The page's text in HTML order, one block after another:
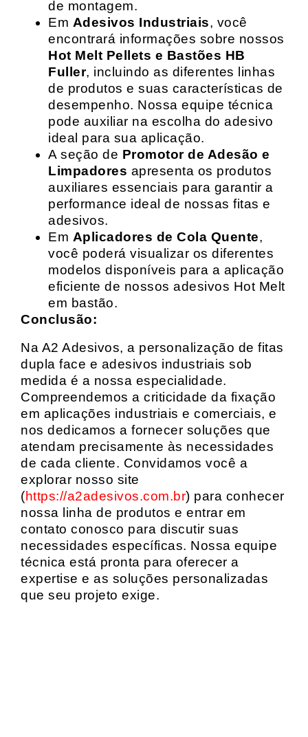
de montagem.
Em Adesivos Industriais, você
encontrará informações sobre nossos
Hot Melt Pellets e Bastões HB
Fuller, incluindo as diferentes linhas
de produtos e suas características de
desempenho. Nossa equipe técnica
pode auxiliar na escolha do adesivo
ideal para sua aplicação.
A seção de Promotor de Adesão e
Limpadores apresenta os produtos
auxiliares essenciais para garantir a
performance ideal de nossas fitas e
adesivos.
Em Aplicadores de Cola Quente,
você poderá visualizar os diferentes
modelos disponíveis para a aplicação
eficiente de nossos adesivos Hot Melt
em bastão.
Conclusão:
Na A2 Adesivos, a personalização de fitas
dupla face e adesivos industriais sob
medida é a nossa especialidade.
Compreendemos a criticidade da fixação
em aplicações industriais e comerciais, e
nos dedicamos a fornecer soluções que
atendam precisamente às necessidades
de cada cliente. Convidamos você a
explorar nosso site
(https://a2adesivos.com.br) para conhecer
nossa linha de produtos e entrar em
contato conosco para discutir suas
necessidades específicas. Nossa equipe
técnica está pronta para oferecer a
expertise e as soluções personalizadas
que seu projeto exige.